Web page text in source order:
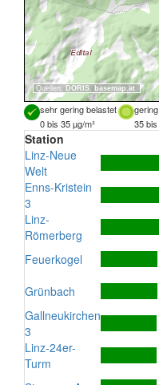
Quellen: DORIS, basemap.at
sehr gering belastet
0 bis 35 µg/m³
35
Station
Linz-Neue
Welt
Enns-Kristein
3
Linz-
Römerberg
Feuerkogel
Grünbach
Gallneukirchen
3
Linz-24er-
Turm